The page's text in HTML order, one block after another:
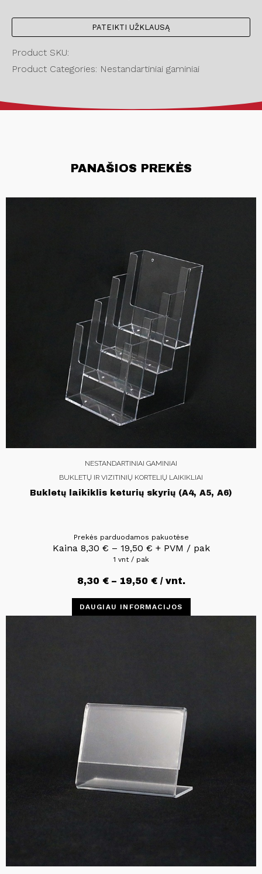
PATEIKTI UŽKLAUSĄ
Product SKU:
Product Categories: Nestandartiniai gaminiai
PANAŠIOS PREKĖS
NESTANDARTINIAI GAMINIAI
BUKLETŲ IR VIZITINIŲ KORTELIŲ LAIKIKLIAI
Bukletų laikiklis keturių skyrių (A4, A5, A6)
Prekės parduodamos pakuotėse
Kaina 8,30 € – 19,50 € + PVM / pak
1 vnt / pak
8,30 €– 19,50 €/ vnt.
DAUGIAU INFORMACIJOS